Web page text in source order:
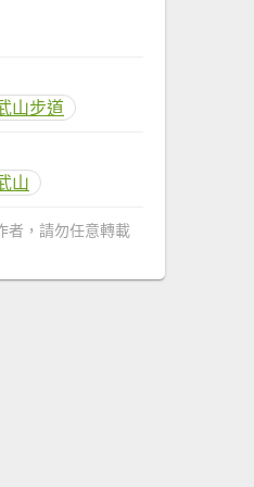
山步道
山
者，請勿任意轉載